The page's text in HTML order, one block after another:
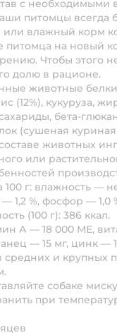
с необходимыми
питомцы всегда
или влажный корм
на новый
Чтобы этого
долю в рационе.
животные
(12%), кукуруза,
бета-
(сушеная
животных
или
г: влажность —
1,2 %, фосфор — 1,0
(100 г): 386 ккал.
А — 18 000 МЕ,
— 15 мг, цинк —
средних и крупных
собаке
при